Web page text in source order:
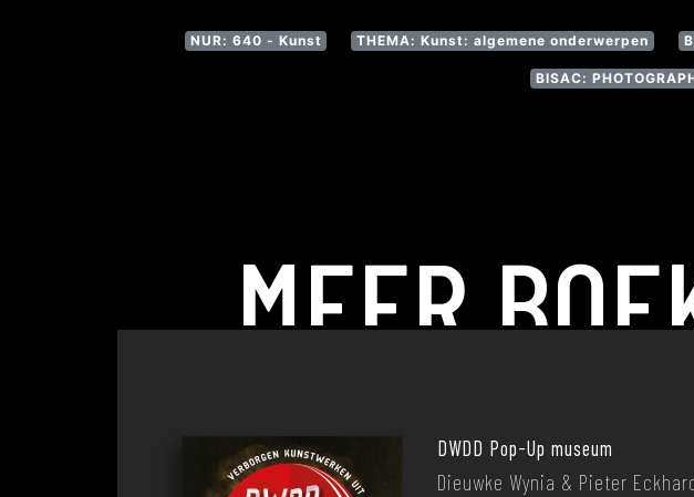
NUR: 640 - Kunst THEMA: Kunst: algemene onderwerpen
BISAC:
MEER
DWDD Pop-Up museum
Dieuwke Wynia & Pieter